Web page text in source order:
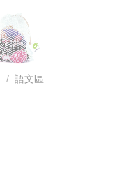
/ 語文區